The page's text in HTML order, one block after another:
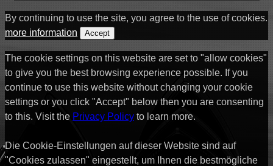
By continuing to use the site, you agree to the use of cookies.
more information
Accept
The cookie settings on this website are set to "allow cookies"
to give you the best browsing experience possible. If you
continue to use this website without changing your cookie
settings or you click "Accept" below then you are consenting
to this. Visit the Privacy Policy to learn more.
Die Cookie-Einstellungen auf dieser Website sind auf
"Cookies zulassen" eingestellt, um Ihnen die bestmögliche